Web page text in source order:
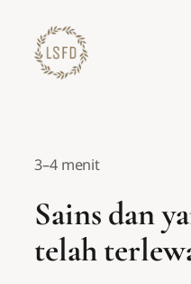
konten
3–4 menit
Sains dan
telah